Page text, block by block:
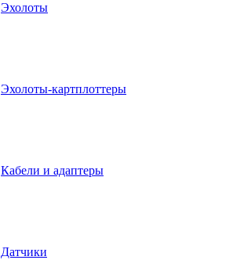
Эхолоты
Эхолоты-картплоттеры
Кабели и адаптеры
Датчики